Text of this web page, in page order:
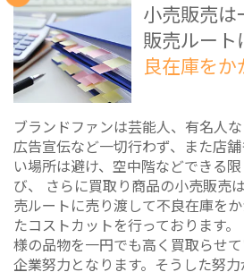
小売販売は
販売ルート
良在庫をか
ブランドファンは芸能人、有名人
広告宣伝など一切行わず、また店
い場所は避け、空中階などできる
び、 さらに買取り商品の小売販売
売ルートに売り渡して不良在庫を
たコストカットを行っております
様の品物を一円でも高く買取らせ
企業努力となります。そうした努